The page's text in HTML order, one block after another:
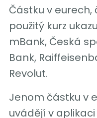
Částku v
použitý kurz
mBank, Česká
Bank,
Revolut.
Jenom částku v
uvádějí v